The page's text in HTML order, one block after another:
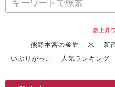
急上昇
熊野本宮の釜餅 米 新
いぶりがっこ
人気ランキング